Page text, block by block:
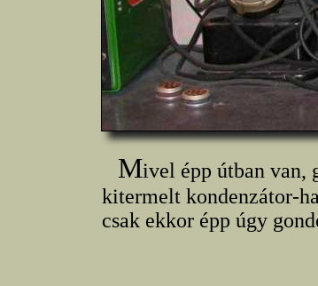
Mivel épp útban van,
kitermelt kondenzátor-
csak ekkor épp úgy